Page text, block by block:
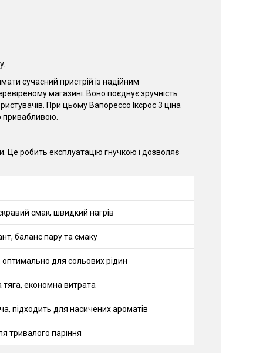
сучасний пристрій із надійним
магазині. Воно поєднує зручність
При цьому Вапорессо Іксрос 3 ціна
привабливою.
Це робить експлуатацію гнучкою і дозволяє
смак, швидкий нагрів
баланс пару та смаку
для сольових рідин
тяга, економна витрата
підходить для насичених ароматів
тривалого паріння